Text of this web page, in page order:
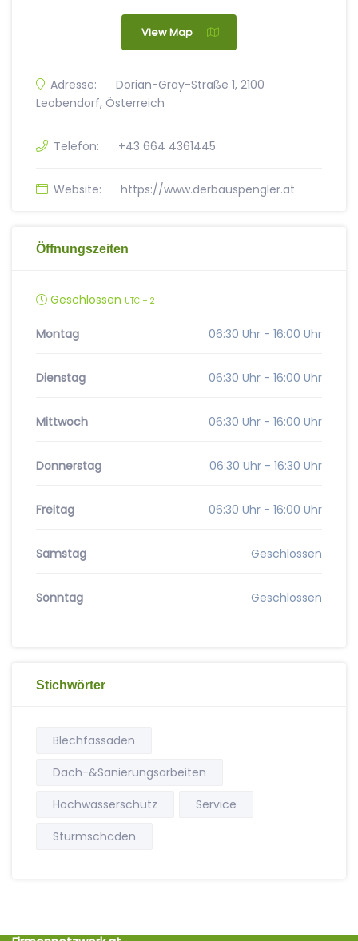
View Map
Adresse:
Dorian-Gray-Straße 1, 2100
Leobendorf, Österreich
Telefon: +43 664 4361445
Website: https://www.derbauspengler.at
Öffnungszeiten
Geschlossen UTC + 2
Montag 06:30 Uhr - 16:00 Uhr
Dienstag 06:30 Uhr - 16:00 Uhr
Mittwoch 06:30 Uhr - 16:00 Uhr
Donnerstag 06:30 Uhr - 16:30 Uhr
Freitag 06:30 Uhr - 16:00 Uhr
Samstag Geschlossen
Sonntag Geschlossen
Stichwörter
Blechfassaden
Dach-&Sanierungsarbeiten
Hochwasserschutz
Service
Sturmschäden